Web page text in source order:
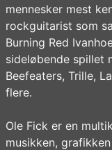
mennesker mest
rockguitarist som
Burning Red
sideløbende spillet
Beefeaters, Trille,
flere.
Ole Fick er en
musikken,